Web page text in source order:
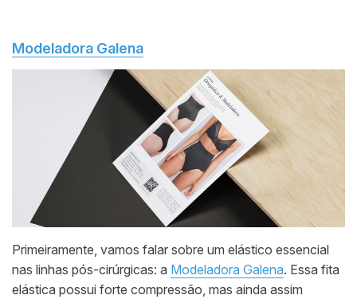
Modeladora Galena
Primeiramente, vamos falar sobre um elástico essencial
nas linhas pós-cirúrgicas: a Modeladora Galena. Essa fita
elástica possui forte compressão, mas ainda assim